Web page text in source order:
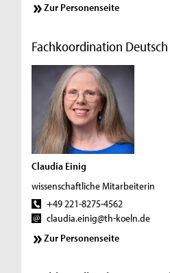
Zur Personenseite
Fachkoordination
Claudia Einig
wissenschaftliche Mitarbeiterin
+49 221-8275-4562
claudia.einig@th-koeln.de
Zur Personenseite